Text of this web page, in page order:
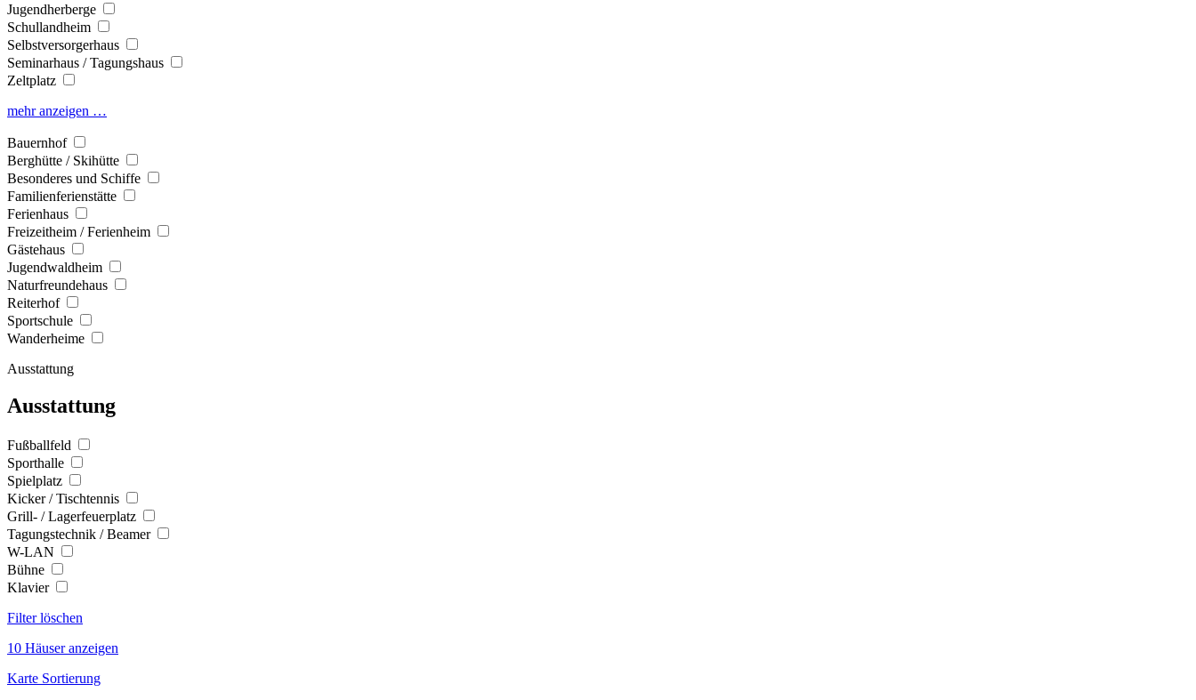
Jugendherberge
Schullandheim
Selbstversorgerhaus
Seminarhaus / Tagungshaus
Zeltplatz
mehr anzeigen …
Bauernhof
Berghütte / Skihütte
Besonderes und Schiffe
Familienferienstätte
Ferienhaus
Freizeitheim / Ferienheim
Gästehaus
Jugendwaldheim
Naturfreundehaus
Reiterhof
Sportschule
Wanderheime
Ausstattung
Ausstattung
Fußballfeld
Sporthalle
Spielplatz
Kicker / Tischtennis
Grill- / Lagerfeuerplatz
Tagungstechnik / Beamer
W-LAN
Bühne
Klavier
Filter löschen
10 Häuser anzeigen
Karte Sortierung